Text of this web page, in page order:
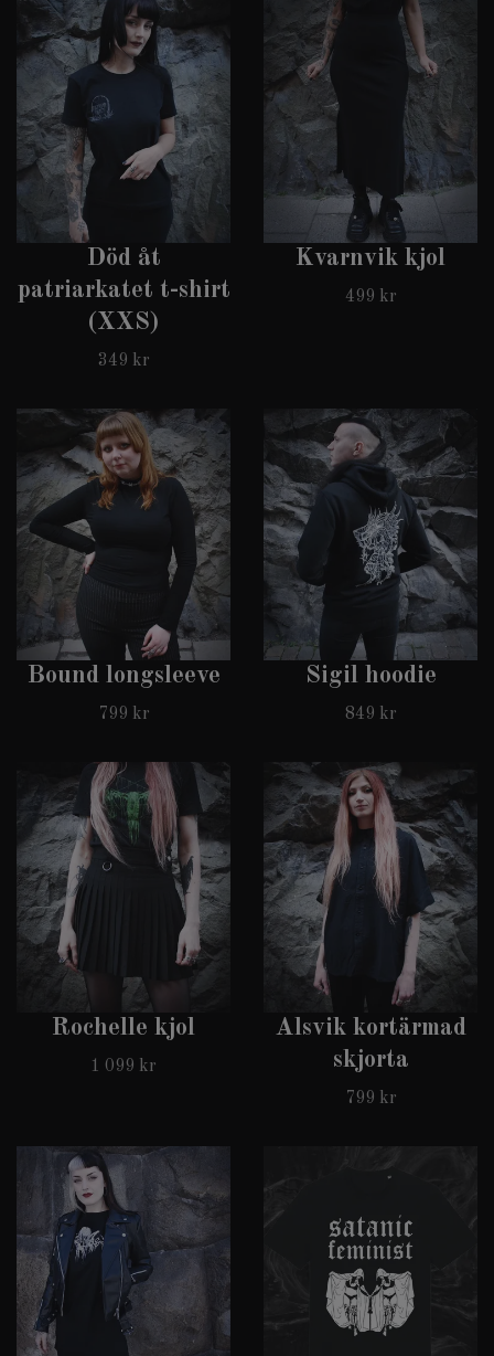
Död åt
patriarkatet t-shirt
(XXS)
349 kr
Kvarnvik kjol
499 kr
Bound longsleeve
799 kr
Sigil hoodie
849 kr
Rochelle kjol
1 099 kr
Alsvik kortärmad
skjorta
799 kr